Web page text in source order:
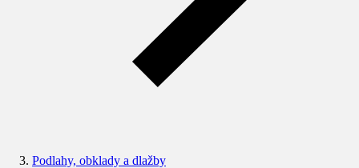
Podlahy, obklady a dlažby